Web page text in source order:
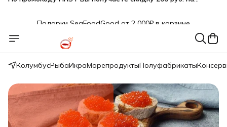
при оплате наличными
🎁 Бесплатная доставка при заказе от 5 000 руб.
КолумбусРыбаИкраМорепродуктыПолуфабрикаты